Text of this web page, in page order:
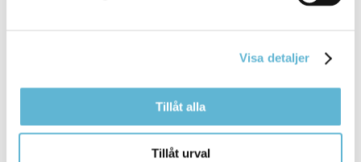
Visa detaljer
Tillåt alla
Tillåt urval